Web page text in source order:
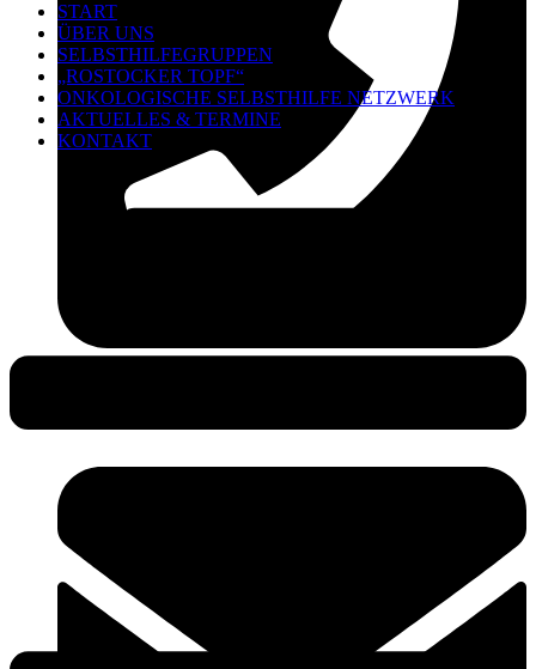
START
ÜBER UNS
SELBSTHILFEGRUPPEN
„ROSTOCKER TOPF“
ONKOLOGISCHE SELBSTHILFE NETZWERK
AKTUELLES & TERMINE
KONTAKT